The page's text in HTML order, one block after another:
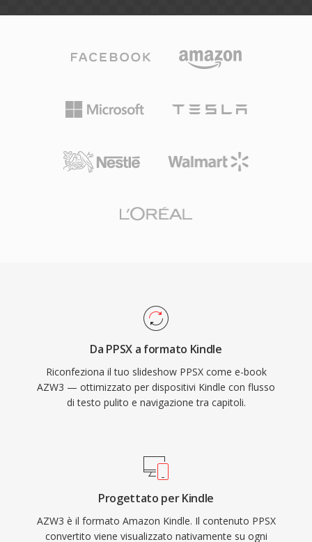
Da PPSX a formato Kindle
Riconfeziona il tuo slideshow PPSX come e-book
AZW3 — ottimizzato per dispositivi Kindle con flusso
di testo pulito e navigazione tra capitoli.
Progettato per Kindle
AZW3 è il formato Amazon Kindle. Il contenuto PPSX
convertito viene visualizzato nativamente su ogni